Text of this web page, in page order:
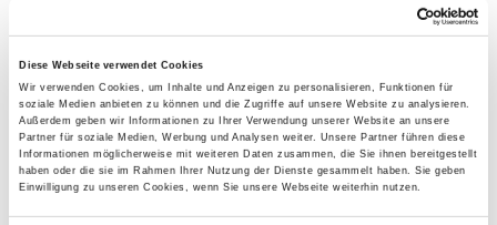
Diese Webseite verwendet Cookies
Wir verwenden Cookies, um Inhalte und Anzeigen zu personalisieren, Funktionen für
soziale Medien anbieten zu können und die Zugriffe auf unsere Website zu analysieren.
Außerdem geben wir Informationen zu Ihrer Verwendung unserer Website an unsere
Partner für soziale Medien, Werbung und Analysen weiter. Unsere Partner führen diese
Informationen möglicherweise mit weiteren Daten zusammen, die Sie ihnen bereitgestellt
haben oder die sie im Rahmen Ihrer Nutzung der Dienste gesammelt haben. Sie geben
Einwilligung zu unseren Cookies, wenn Sie unsere Webseite weiterhin nutzen.